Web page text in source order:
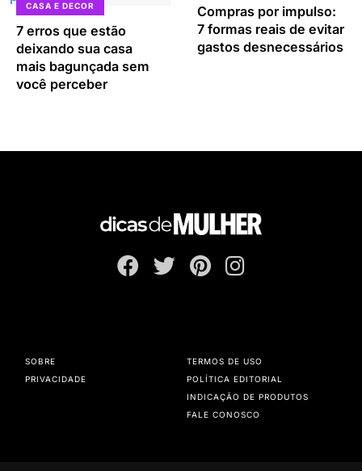
CASA E DECOR
7 erros que estão
deixando sua casa
mais bagunçada sem
você perceber
Compras por impulso:
7 formas reais de evitar
gastos desnecessários
SOBRE
PRIVACIDADE
TERMOS DE USO
POLÍTICA EDITORIAL
INDICAÇÃO DE PRODUTOS
FALE CONOSCO